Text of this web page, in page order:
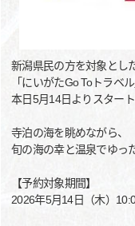
新潟県民の方を対象とし
「にいがたGo Toトラベ
本日5月14日よりスター
寺泊の海を眺めながら、
旬の海の幸と温泉でゆっ
【予約対象期間】
2026年5月14日（木）